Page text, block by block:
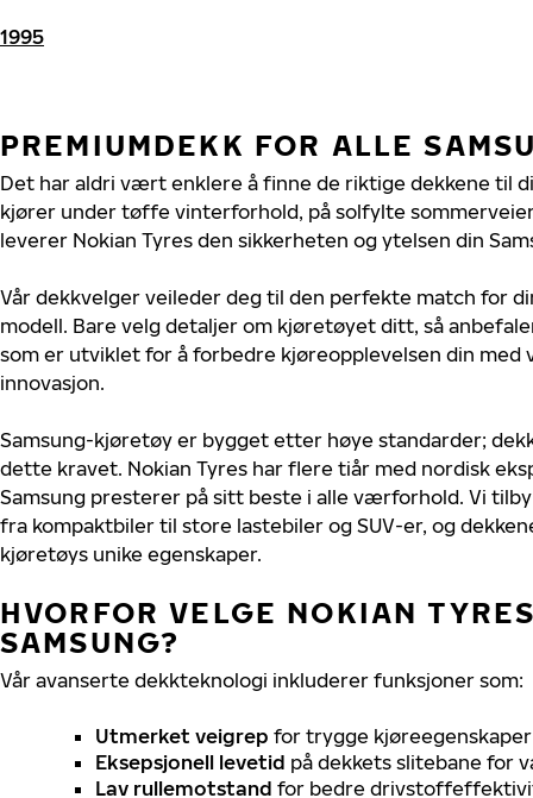
1995
PREMIUMDEKK FOR ALLE
Det har aldri vært enklere å finne de riktige dekkene til
kjører under tøffe vinterforhold, på solfylte
leverer Nokian Tyres den sikkerheten og ytelsen din
Vår dekkvelger veileder deg til den perfekte match for
modell. Bare velg detaljer om kjøretøyet ditt, så
som er utviklet for å forbedre kjøreopplevelsen din med
innovasjon.
Samsung-kjøretøy er bygget etter høye standarder;
dette kravet. Nokian Tyres har flere tiår med nordisk
Samsung presterer på sitt beste i alle værforhold. Vi
fra kompaktbiler til store lastebiler og SUV-er, og
kjøretøys unike egenskaper.
HVORFOR VELGE NOKIAN
SAMSUNG?
Vår avanserte dekkteknologi inkluderer funksjoner som:
Utmerket veigrep for trygge
Eksepsjonell levetid på dekkets slitebane for
Lav rullemotstand for bedre